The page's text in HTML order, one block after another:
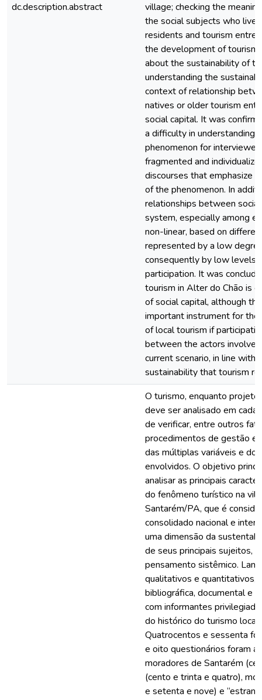
dc.description.abstract
village; checking the
the social subjects who live
residents and tourism
the development of tourism
about the sustainability of
understanding the
context of relationship
natives or older tourism
social capital. It was
a difficulty in understanding
phenomenon for
fragmented and
discourses that emphasize
of the phenomenon. In
relationships between
system, especially among
non-linear, based on
represented by a low
consequently by low levels
participation. It was
tourism in Alter do Chão is
of social capital, although
important instrument for the
of local tourism if
between the actors
current scenario, in line with
sustainability that tourism
O turismo, enquanto
deve ser analisado em
de verificar, entre outros
procedimentos de gestão e
das múltiplas variáveis e
envolvidos. O objetivo
analisar as principais
do fenômeno turístico na
Santarém/PA, que é
consolidado nacional e
uma dimensão da
de seus principais sujeitos,
pensamento sistêmico.
qualitativos e quantitativos,
bibliográfica, documental e
com informantes
do histórico do turismo local
Quatrocentos e sessenta
e oito questionários foram
moradores de Santarém
(cento e trinta e quatro),
e setenta e nove) e